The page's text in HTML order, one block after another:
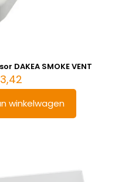
DAKEA SMOKE VENT
winkelwagen